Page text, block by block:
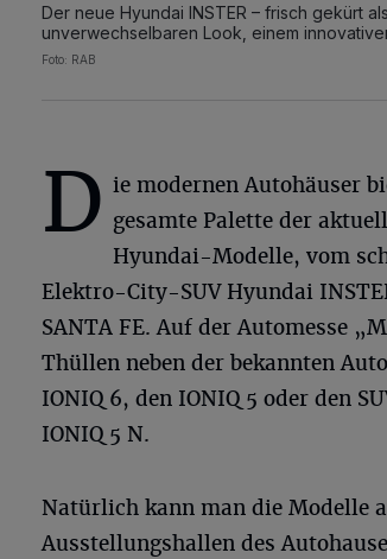
Der neue Hyundai INSTER – frisch gekürt
unverwechselbaren Look, einem
Foto: RAB
D ie modernen Autohäuser
gesamte Palette der
Hyundai-Modelle, vom
Elektro-City-SUV Hyundai
SANTA FE. Auf der Automesse
Thüllen neben der bekannten
IONIQ 6, den IONIQ 5 oder den
IONIQ 5 N.
Natürlich kann man die Modelle
Ausstellungshallen des